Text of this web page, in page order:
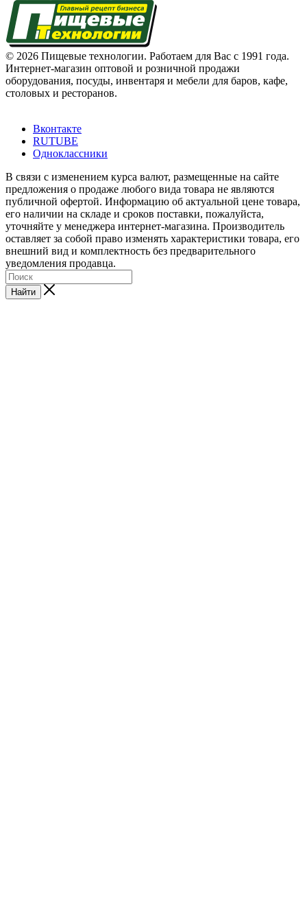
© 2026 Пищевые технологии. Работаем для Вас с 1991 года.
Интернет-магазин оптовой и розничной продажи
оборудования, посуды, инвентаря и мебели для баров, кафе,
столовых и ресторанов.
Вконтакте
RUTUBE
Одноклассники
В связи с изменением курса валют, размещенные на сайте
предложения о продаже любого вида товара не являются
публичной офертой. Информацию об актуальной цене товара,
его наличии на складе и сроков поставки, пожалуйста,
уточняйте у менеджера интернет-магазина. Производитель
оставляет за собой право изменять характеристики товара, его
внешний вид и комплектность без предварительного
уведомления продавца.
Найти